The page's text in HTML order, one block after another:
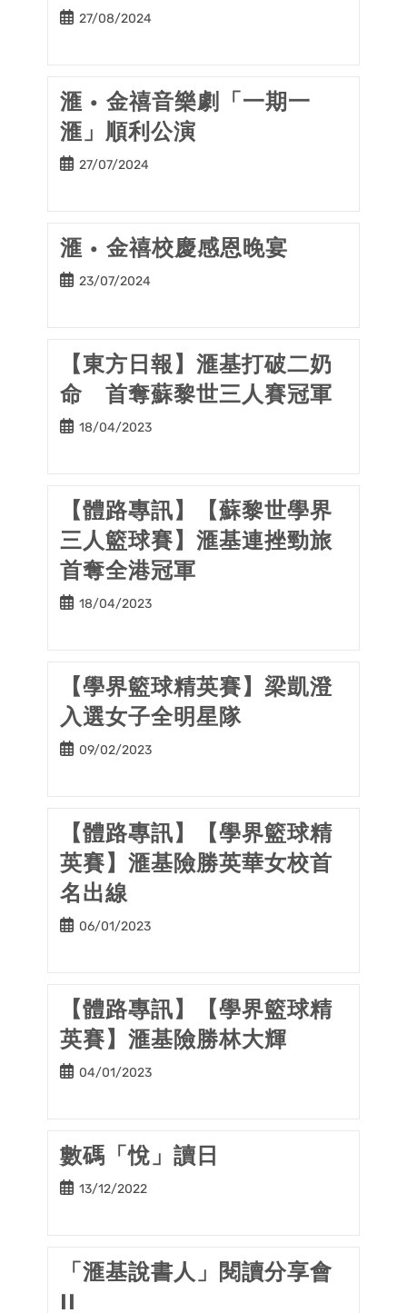
Post27/08/2024
滙 • 金禧音樂劇「一期一
滙」順利公演
Post27/07/2024
滙 • 金禧校慶感恩晚宴
Post23/07/2024
【東方日報】滙基打破二奶
命 首奪蘇黎世三人賽冠軍
Post18/04/2023
【體路專訊】【蘇黎世學界
三人籃球賽】滙基連挫勁旅
首奪全港冠軍
Post18/04/2023
【學界籃球精英賽】梁凱澄
入選女子全明星隊
Post09/02/2023
【體路專訊】【學界籃球精
英賽】滙基險勝英華女校首
名出線
Post06/01/2023
【體路專訊】【學界籃球精
英賽】滙基險勝林大輝
Post04/01/2023
數碼「悅」讀日
Post13/12/2022
「滙基說書人」閱讀分享會
II